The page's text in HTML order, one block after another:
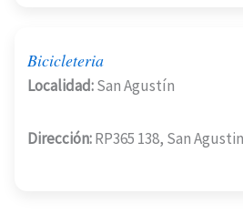
Bicicleteria
Localidad:San Agustín
Dirección:RP365 138, San